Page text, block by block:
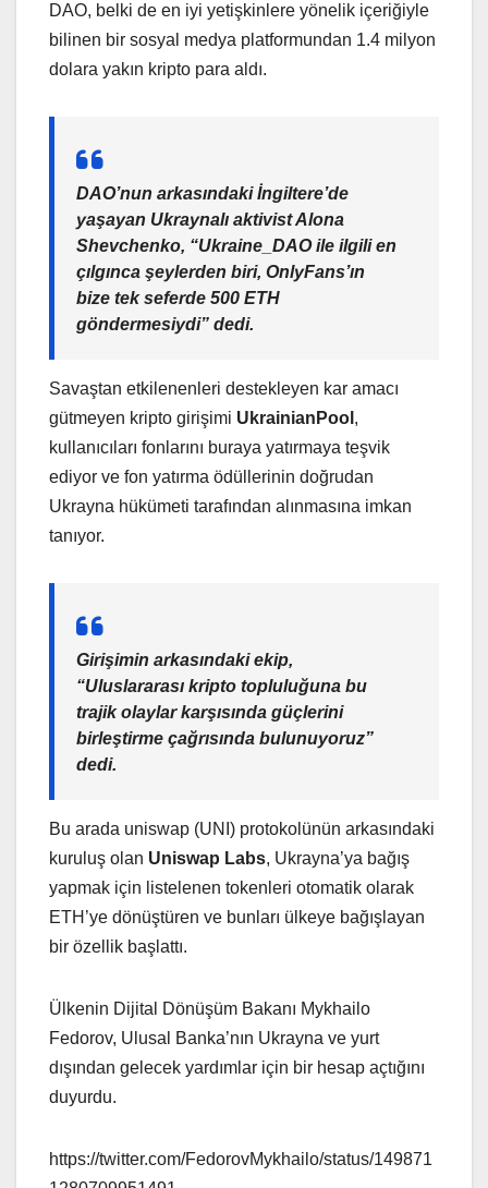
DAO, belki de en iyi yetişkinlere yönelik içeriğiyle
bilinen bir sosyal medya platformundan 1.4 milyon
dolara yakın kripto para aldı.
DAO’nun arkasındaki İngiltere’de
yaşayan Ukraynalı aktivist Alona
Shevchenko, “Ukraine_DAO ile ilgili en
çılgınca şeylerden biri, OnlyFans’ın
bize tek seferde 500 ETH
göndermesiydi” dedi.
Savaştan etkilenenleri destekleyen kar amacı
gütmeyen kripto girişimi UkrainianPool ,
kullanıcıları fonlarını buraya yatırmaya teşvik
ediyor ve fon yatırma ödüllerinin doğrudan
Ukrayna hükümeti tarafından alınmasına imkan
tanıyor.
Girişimin arkasındaki ekip,
“Uluslararası kripto topluluğuna bu
trajik olaylar karşısında güçlerini
birleştirme çağrısında bulunuyoruz”
dedi.
Bu arada uniswap (UNI) protokolünün arkasındaki
kuruluş olan Uniswap Labs, Ukrayna’ya bağış
yapmak için listelenen tokenleri otomatik olarak
ETH’ye dönüştüren ve bunları ülkeye bağışlayan
bir özellik başlattı.
Ülkenin Dijital Dönüşüm Bakanı Mykhailo
Fedorov, Ulusal Banka’nın Ukrayna ve yurt
dışından gelecek yardımlar için bir hesap açtığını
duyurdu.
https://twitter.com/FedorovMykhailo/status/149871